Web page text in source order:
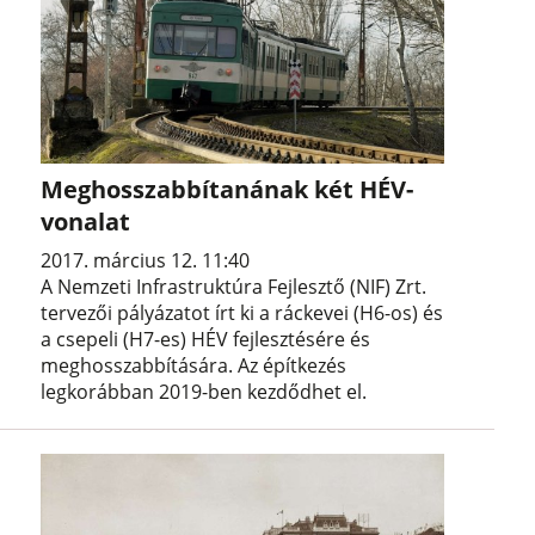
Meghosszabbítanának két HÉV-
vonalat
2017. március 12. 11:40
A Nemzeti Infrastruktúra Fejlesztő (NIF) Zrt.
tervezői pályázatot írt ki a ráckevei (H6-os) és
a csepeli (H7-es) HÉV fejlesztésére és
meghosszabbítására. Az építkezés
legkorábban 2019-ben kezdődhet el.